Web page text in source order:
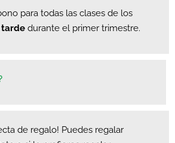
para todas las clases de los
tarde durante el primer trimestre.
de regalo! Puedes regalar